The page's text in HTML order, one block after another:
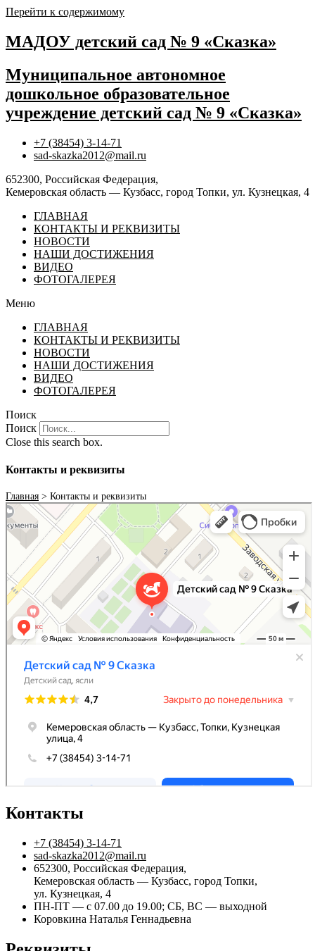
Перейти к содержимому
МАДОУ детский сад № 9 «Сказка»
Муниципальное автономное
дошкольное образовательное
учреждение детский сад № 9 «Сказка»
+7 (38454) 3-14-71
sad-skazka2012@mail.ru
652300, Российская Федерация,
Кемеровская область — Кузбасс, город Топки, ул. Кузнецкая, 4
ГЛАВНАЯ
КОНТАКТЫ И РЕКВИЗИТЫ
НОВОСТИ
НАШИ ДОСТИЖЕНИЯ
ВИДЕО
ФОТОГАЛЕРЕЯ
Меню
ГЛАВНАЯ
КОНТАКТЫ И РЕКВИЗИТЫ
НОВОСТИ
НАШИ ДОСТИЖЕНИЯ
ВИДЕО
ФОТОГАЛЕРЕЯ
Поиск
Поиск
Close this search box.
Контакты и реквизиты
Главная > Контакты и реквизиты
Контакты
+7 (38454) 3-14-71
sad-skazka2012@mail.ru
652300, Российская Федерация,
Кемеровская область — Кузбасс, город Топки,
ул. Кузнецкая, 4
ПН-ПТ — с 07.00 до 19.00; СБ, ВС — выходной
Коровкина Наталья Геннадьевна